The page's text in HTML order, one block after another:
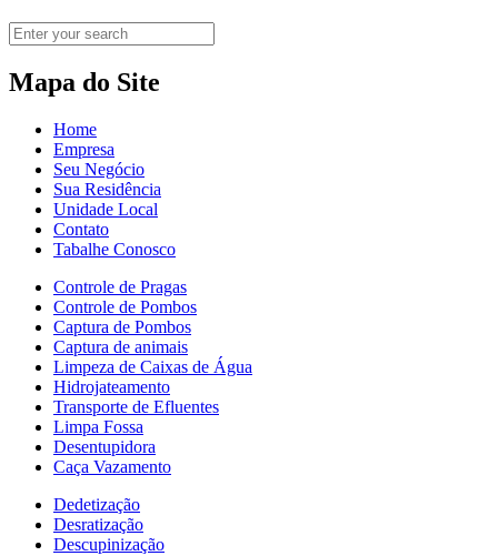
Contato
Tabalhe Conosco
Controle de Pragas
Controle de Pombos
Captura de Pombos
Captura de animais
Limpeza de Caixas de Água
Hidrojateamento
Transporte de Efluentes
Limpa Fossa
Desentupidora
Caça Vazamento
Dedetização
Desratização
Descupinização
Controle de Percevejo
Limpeza Técnica industrial
Falcoaria
Controle de morcegos
Fale Conosco
(21) 3195-2194
Rio de Janeiro